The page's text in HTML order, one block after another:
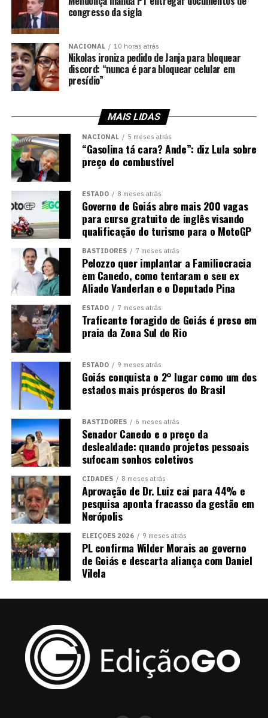
congresso da sigla
NACIONAL 10 horas atrás
Nikolas ironiza pedido de Janja para bloquear
discord: “nunca é para bloquear celular em
presídio”
MAIS LIDAS
NACIONAL 5 meses atrás
“Gasolina tá cara? Ande”: diz Lula sobre
preço do combustível
ESTADO 8 meses atrás
Governo de Goiás abre mais 200 vagas
para curso gratuito de inglês visando
qualificação do turismo para o MotoGP
BASTIDORES 7 meses atrás
Pelozzo quer implantar a Familiocracia
em Canedo, como tentaram o seu ex
Aliado Vanderlan e o Deputado Pina
ESTADO 7 meses atrás
Traficante foragido de Goiás é preso em
praia da Zona Sul do Rio
ESTADO 9 meses atrás
Goiás conquista o 2° lugar como um dos
estados mais prósperos do Brasil
BASTIDORES 6 meses atrás
Senador Canedo e o preço da
deslealdade: quando projetos pessoais
sufocam sonhos coletivos
CIDADES 8 meses atrás
Aprovação de Dr. Luiz cai para 44% e
pesquisa aponta fracasso da gestão em
Nerópolis
ELEIÇÕES 2026 9 meses atrás
PL confirma Wilder Morais ao governo
de Goiás e descarta aliança com Daniel
Vilela